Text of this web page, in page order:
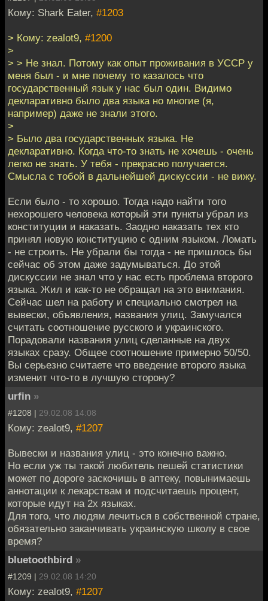
Кому: Shark Eater, #1203
> Кому: zealot9, #1200
>
> > Не знал. Потому как опыт проживания в УССР у
меня был - и мне почему то казалось что
государственный язык у нас был один. Видимо
декларативно было два языка но многие (я,
например) даже не знали этого.
>
> Было два государственных языка. Не
декларативно. Когда что-то знать не хочешь - очень
легко не знать. У тебя - прекрасно получается.
Смысла с тобой в дальнейшей дискуссии - не вижу.
Если было - то хорошо. Тогда надо найти того
нехорошего человека который эти пункты убрал из
конституции и наказать. Заодно наказать тех кто
принял новую конституцию с одним языком. Ломать
- не строить. Не убрали бы тогда - не пришлось бы
сейчас об этом даже задумываться. До этой
дискуссии не знал что у нас есть проблема второго
языка. Жил и как-то не обращал на это внимания.
Сейчас шел на работу и специально смотрел на
вывески, объявления, названия улиц. Замучался
считать соотношение русского и украинского.
Порадовали названия улиц сделанные на двух
языках сразу. Общее соотношение примерно 50/50.
Вы серьезно считаете что введение второго языка
изменит что-то в лучшую сторону?
urfin »
#1208 | 29.02.08 14:08
Кому: zealot9, #1207
Вывески и названия улиц - это конечно важно.
Но если уж ты такой любитель пешей статистики
может по дороге заскочишь в аптеку, повынимаешь
аннотации к лекарствам и подсчитаешь процент,
которые идут на 2х языках.
Для того, что людям лечиться в собственной стране,
обязательно заканчивать украинскую школу в свое
время?
bluetoothbird »
#1209 | 29.02.08 14:20
Кому: zealot9, #1207